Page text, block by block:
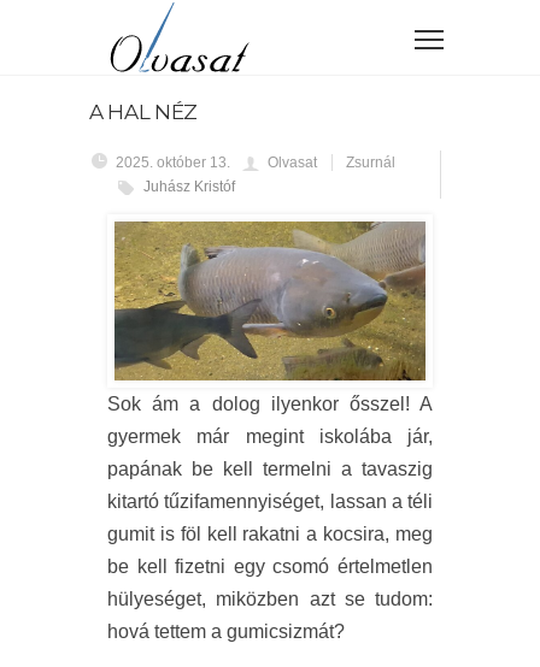
A HAL NÉZ
2025. október 13. Olvasat
Zsurnál
Juhász Kristóf
Sok ám a dolog ilyenkor ősszel! A
gyermek már megint iskolába jár,
papának be kell termelni a tavaszig
kitartó tűzifamennyiséget, lassan a téli
gumit is föl kell rakatni a kocsira, meg
be kell fizetni egy csomó értelmetlen
hülyeséget, miközben azt se tudom:
hová tettem a gumicsizmát?